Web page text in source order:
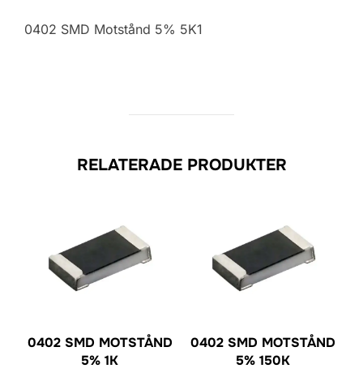
0402 SMD Motstånd 5% 5K1
RELATERADE PRODUKTER
0402 SMD MOTSTÅND
5% 1K
0402 SMD MOTSTÅND
5% 150K